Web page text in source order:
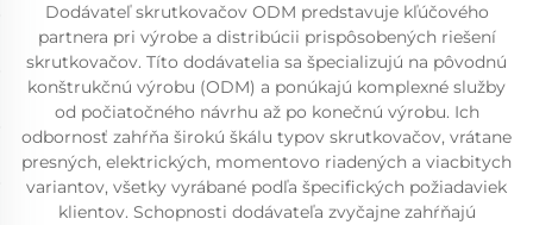
Dodávateľ skrutkovačov ODM predstavuje kľúčového
partnera pri výrobe a distribúcii prispôsobených riešení
skrutkovačov. Títo dodávatelia sa špecializujú na pôvodnú
konštrukčnú výrobu (ODM) a ponúkajú komplexné služby
od počiatočného návrhu až po konečnú výrobu. Ich
odbornosť zahŕňa širokú škálu typov skrutkovačov, vrátane
presných, elektrických, momentovo riadených a viacbitych
variantov, všetky vyrábané podľa špecifických požiadaviek
klientov. Schopnosti dodávateľa zvyčajne zahŕňajú